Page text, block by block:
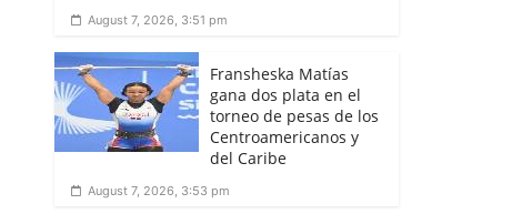
August 7, 2026, 3:51 pm
Fransheska Matías
gana dos plata en el
torneo de pesas de los
Centroamericanos y
del Caribe
August 7, 2026, 3:53 pm